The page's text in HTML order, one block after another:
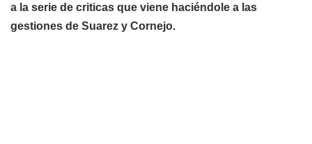
a la serie de criticas que viene haciéndole a las
gestiones de Suarez y Cornejo.